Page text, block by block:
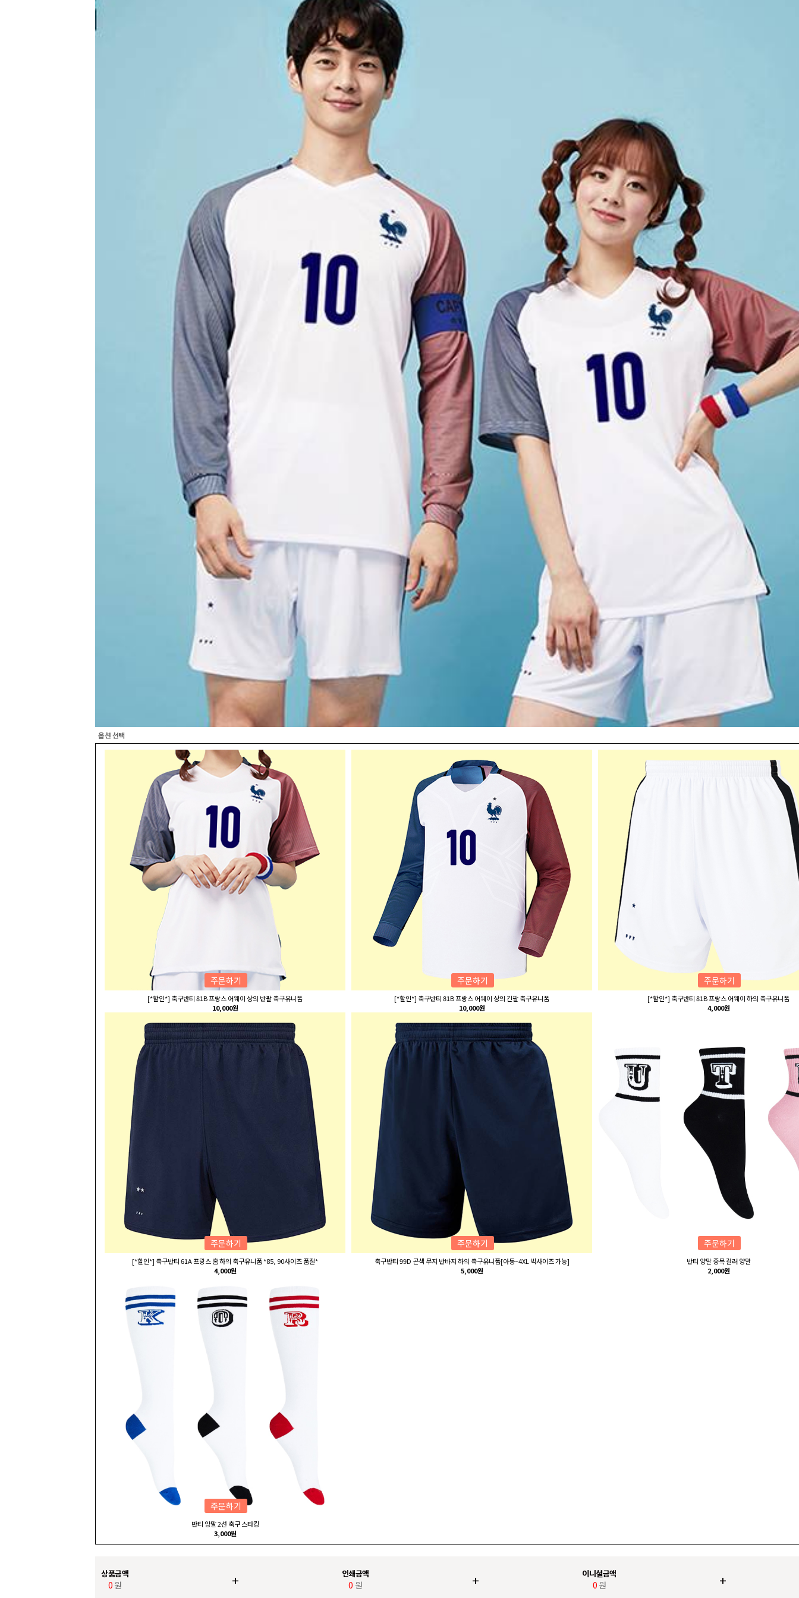
옵션 선택
주문하기
[*할인*] 축구반티 81B 프랑스 어웨이 상의 반팔 축구유니폼
10,000원
주문하기
[*할인*] 축구반티 81B 프랑스 어웨이 상의 긴팔 축구유니폼
10,000원
주문하기
[*할인*] 축구반티 81B 프랑스 어웨이 하의 축구유니폼
4,000원
주문하기
[*할인*] 축구반티 61A 프랑스 홈 하의 축구유니폼 *85, 90사이즈 품절*
4,000원
주문하기
축구반티 99D 곤색 무지 반바지 하의 축구유니폼[아동~4XL 빅사이즈 가능]
5,000원
주문하기
반티 양말 중목 컬러 양말
2,000원
주문하기
반티 양말 2선 축구 스타킹
3,000원
상품금액
0 원 + 인쇄금액
0 원 + 이니셜금액
0 원 +